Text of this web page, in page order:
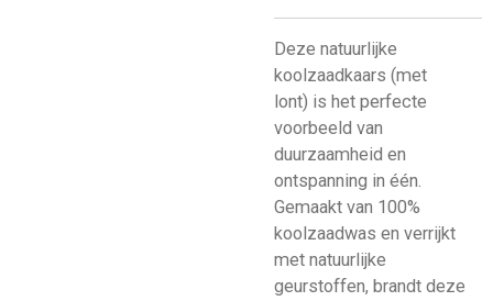
Deze natuurlijke
koolzaadkaars (met
lont) is het perfecte
voorbeeld van
duurzaamheid en
ontspanning in één.
Gemaakt van 100%
koolzaadwas en verrijkt
met natuurlijke
geurstoffen, brandt deze